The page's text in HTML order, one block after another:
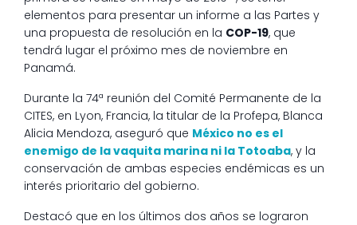
elementos para presentar un informe a las Partes y
una propuesta de resolución en la COP-19, que
tendrá lugar el próximo mes de noviembre en
Panamá.
Durante la 74ª reunión del Comité Permanente de la
CITES, en Lyon, Francia, la titular de la Profepa, Blanca
Alicia Mendoza, aseguró que México no es el
enemigo de la vaquita marina ni la Totoaba, y la
conservación de ambas especies endémicas es un
interés prioritario del gobierno.
Destacó que en los últimos dos años se lograron